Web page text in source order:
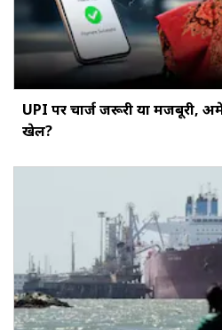
UPI पर चार्ज जरूरी या मजबूरी,
खेल?